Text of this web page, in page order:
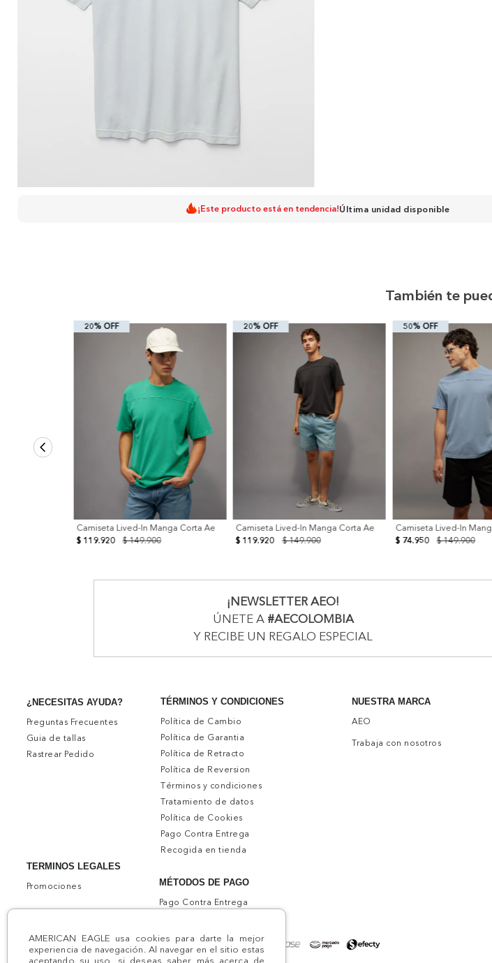
AMERICAN EAGLE usa cookies para darte la mejor
experiencia de navegación. Al navegar en el sitio estas
aceptando su uso, si deseas saber más acerca de
¡Este producto está en tendencia!Última unidad disponible
También te
20% OFF
Camiseta Lived-In Manga Corta Ae
$ 149.900
$ 119.920
20% OFF
Camiseta Lived-In Manga Corta Ae
$ 149.900
$ 119.920
50% OFF
Camiseta Lived-In
$ 149.900
$ 74.950
¡NEWSLETTER AEO!
ÚNETE A #AECOLOMBIA
Y RECIBE UN REGALO ESPECIAL
¿NECESITAS AYUDA?
Preguntas Frecuentes
Guia de tallas
Rastrear Pedido
TERMINOS LEGALES
Promociones
TÉRMINOS Y CONDICIONES
Política de Cambio
Política de Garantia
Política de Retracto
Política de Reversion
Términos y condiciones
Tratamiento de datos
Política de Cookies
Pago Contra Entrega
Recogida en tienda
NUESTRA MARCA
AEO
Trabaja con nosotros
MÉTODOS DE PAGO
Pago Contra Entrega